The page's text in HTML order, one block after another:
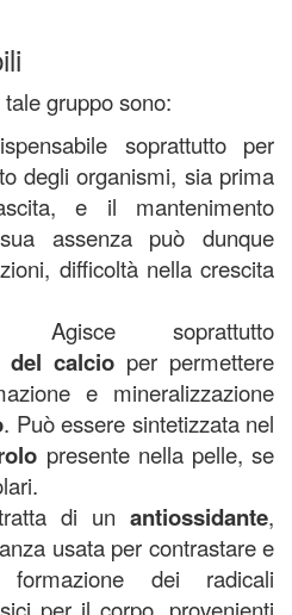
gruppo sono:
soprattutto per
degli organismi, sia prima
e il mantenimento
assenza può dunque
difficoltà nella crescita
Agisce soprattutto
del calcio per permettere
e mineralizzazione
. Può essere sintetizzata nel
presente nella pelle, se
di unantiossidante,
usata per contrastare e
formazione dei radicali
per il corpo, provenienti